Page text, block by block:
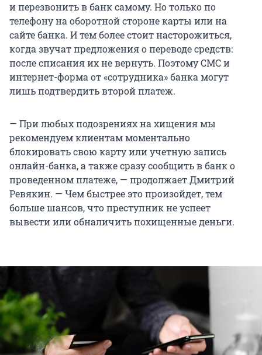
и перезвонить в банк самому. Но только по
телефону на оборотной стороне карты или на
сайте банка. И тем более стоит насторожиться,
когда звучат предложения о переводе средств:
после списания их не вернуть. Поэтому СМС и
интернет-форма от «сотрудника» банка могут
лишь подтвердить второй платеж.
— При любых подозрениях на хищения мы
рекомендуем клиентам моментально
блокировать свою карту или учетную запись
онлайн-банка, а также сразу сообщить в банк о
проведенном платеже, — продолжает Дмитрий
Ревякин. — Чем быстрее это произойдет, тем
больше шансов, что преступник не успеет
вывести или обналичить похищенные деньги.